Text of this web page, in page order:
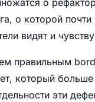
о которой почти
видят и
правильным
который больше
эти